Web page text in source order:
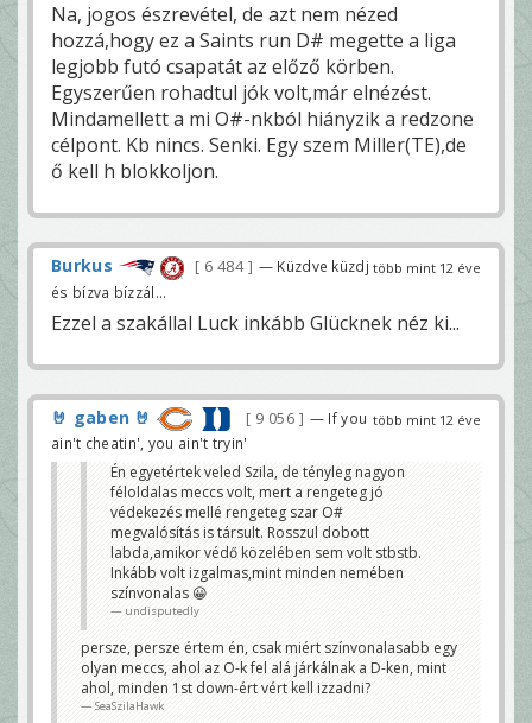
Na, jogos észrevétel, de azt nem nézed
hozzá,hogy ez a Saints run D# megette a liga
legjobb futó csapatát az előző körben.
Egyszerűen rohadtul jók volt,már elnézést.
Mindamellett a mi O#-nkból hiányzik a redzone
célpont. Kb nincs. Senki. Egy szem Miller(TE),de
ő kell h blokkoljon.
több mint 12 éve
Burkus 6 484
— Küzdve küzdj
és bízva bízzál...
Ezzel a szakállal Luck inkább Glücknek néz ki...
több mint 12 éve
🤘 gaben 🤘 9 056
— If you
ain't cheatin', you ain't tryin'
Én egyetértek veled Szila, de tényleg nagyon
féloldalas meccs volt, mert a rengeteg jó
védekezés mellé rengeteg szar O#
megvalósítás is társult. Rosszul dobott
labda,amikor védő közelében sem volt stbstb.
Inkább volt izgalmas,mint minden nemében
színvonalas 😀
undisputedly
persze, persze értem én, csak miért színvonalasabb egy
olyan meccs, ahol az O-k fel alá járkálnak a D-ken, mint
ahol, minden 1st down-ért vért kell izzadni?
SeaSzilaHawk